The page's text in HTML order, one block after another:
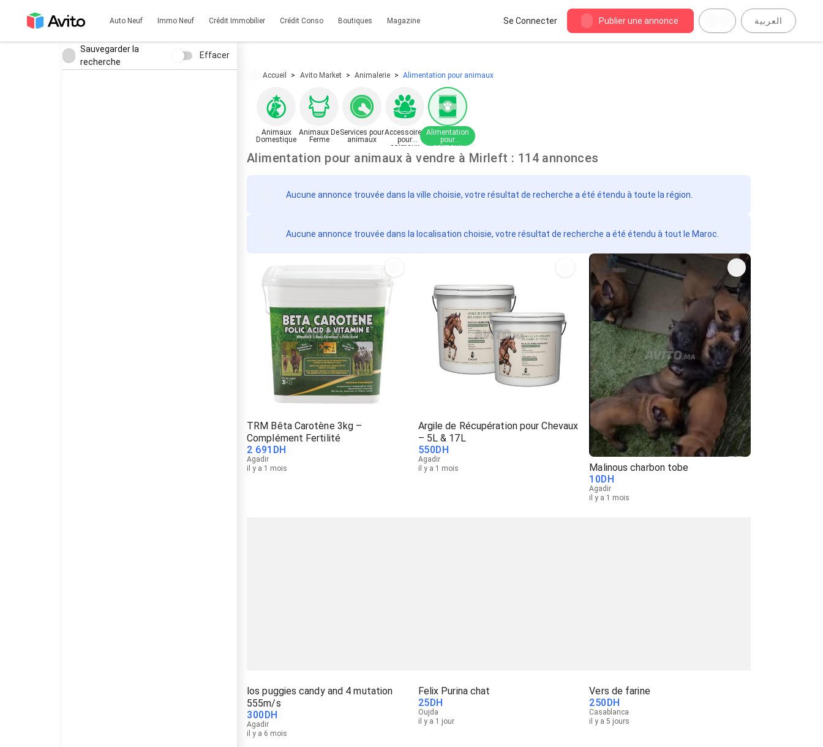
Auto Neuf Immo Neuf Crédit Immobilier Crédit Conso Boutiques Magazine Se Connecter Publier une annonce العربية
Sauvegarder la
recherche
Effacer
Accueil Avito Market Animalerie Alimentation pour animaux
Animaux
Domestique
Animaux De
Ferme
Services pour
animaux
Accessoires
pour
animaux
Alimentation
pour
animaux
Alimentation pour animaux à vendre à Mirleft : 114 annonces
Aucune annonce trouvée dans la ville choisie, votre résultat de recherche a été étendu à toute la région.
Aucune annonce trouvée dans la localisation choisie, votre résultat de recherche a été étendu à tout le Maroc.
TRM Bêta Carotène 3kg –
Complément Fertilité
2 691 DH
Agadir
il y a 1 mois
Argile de Récupération pour Chevaux
– 5L & 17L
550DH
Agadir
il y a 1 mois
Malinous charbon tobe
10 DH
Agadir
il y a 1 mois
los puggies candy and 4 mutation
555m/s
300 DH
Agadir
il y a 6 mois
Felix Purina chat
25 DH
Oujda
il y a 1 jour
Vers de farine
250 DH
Casablanca
il y a 5 jours